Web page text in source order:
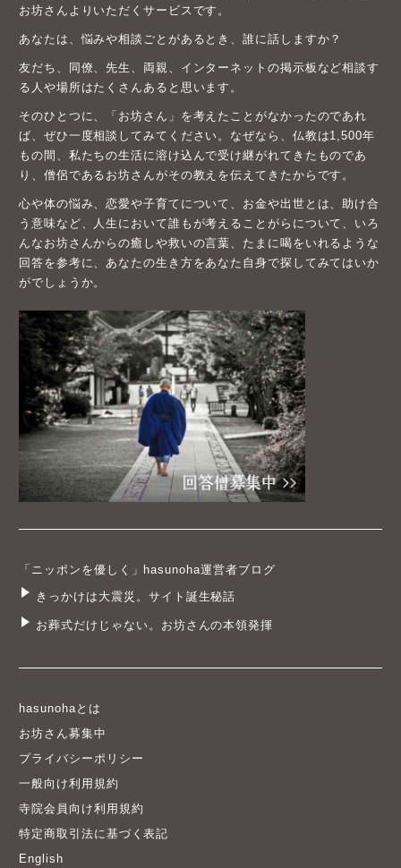
お坊さんよりいただくサービスです。
あなたは、悩みや相談ごとがあるとき、誰に話しますか？
友だち、同僚、先生、両親、インターネットの掲示板など相談す
る人や場所はたくさんあると思います。
そのひとつに、「お坊さん」を考えたことがなかったのであれ
ば、ぜひ一度相談してみてください。なぜなら、仏教は1,500年
もの間、私たちの生活に溶け込んで受け継がれてきたものであ
り、僧侶であるお坊さんがその教えを伝えてきたからです。
心や体の悩み、恋愛や子育てについて、お金や出世とは、助け合
う意味など、人生において誰もが考えることがらについて、いろ
んなお坊さんからの癒しや救いの言葉、たまに喝をいれるような
回答を参考に、あなたの生き方をあなた自身で探してみてはいか
がでしょうか。
「ニッポンを優しく」hasunoha運営者ブログ
きっかけは大震災。サイト誕生秘話
お葬式だけじゃない。お坊さんの本領発揮
hasunohaとは
お坊さん募集中
プライバシーポリシー
一般向け利用規約
寺院会員向け利用規約
特定商取引法に基づく表記
English